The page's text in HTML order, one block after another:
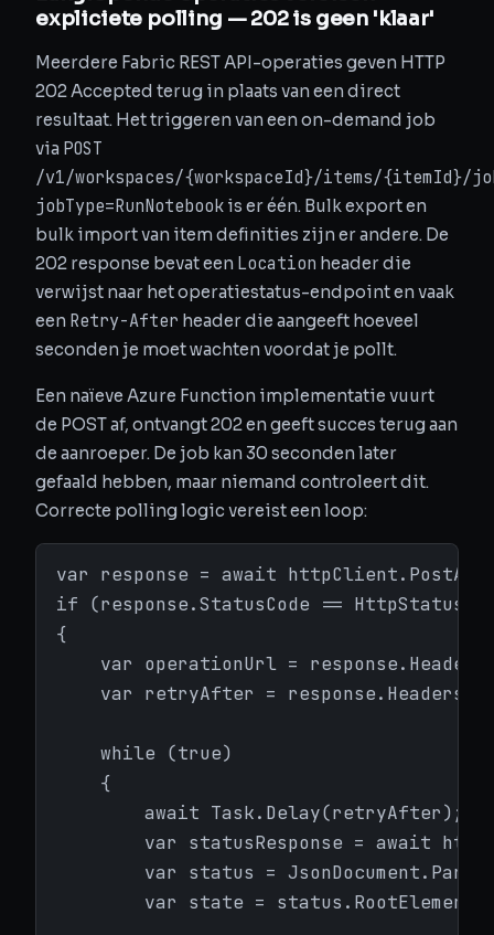
expliciete polling — 202 is geen 'klaar'
Meerdere Fabric REST API-operaties geven HTTP
202 Accepted terug in plaats van een direct
resultaat. Het triggeren van een on-demand job
via POST
/v1/workspaces/{workspaceId}/items/{itemId}/
jobType=RunNotebook is er één. Bulk export en
bulk import van item definities zijn er andere. De
202 response bevat een Location header die
verwijst naar het operatiestatus-endpoint en vaak
een Retry-After header die aangeeft hoeveel
seconden je moet wachten voordat je pollt.
Een naïeve Azure Function implementatie vuurt
de POST af, ontvangt 202 en geeft succes terug aan
de aanroeper. De job kan 30 seconden later
gefaald hebben, maar niemand controleert dit.
Correcte polling logic vereist een loop:
var response = await
if (response.StatusCode ==
{
var operationUrl =
var retryAfter =
    while (true)
    {
        await Task.Delay(retryAfter);
var statusResponse = await
var status =
var state =